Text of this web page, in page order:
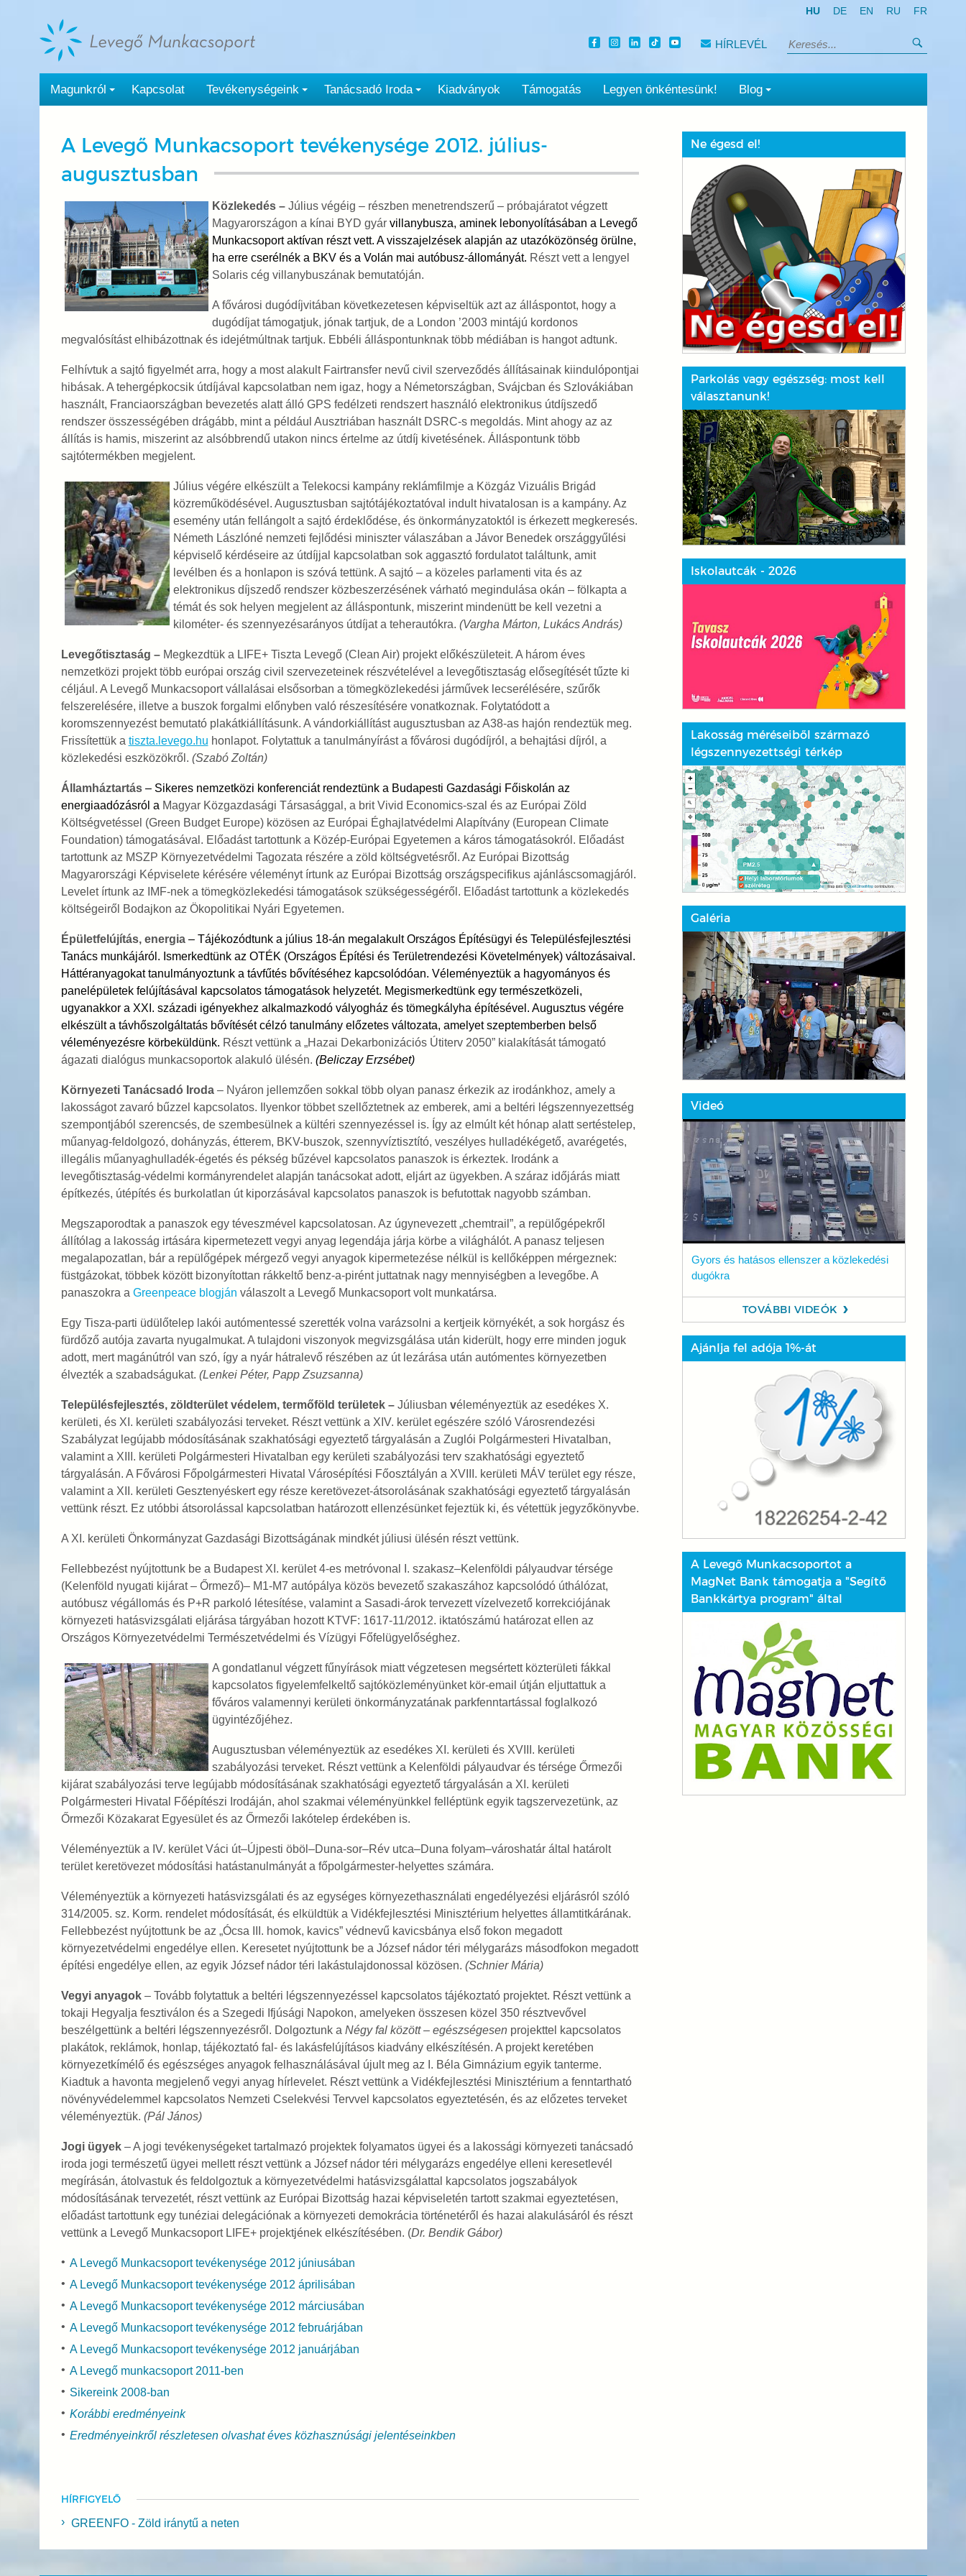
tartalomra
HU DE EN RU FR
HÍRLEVÉL Keresés:
Magunkról Kapcsolat Tevékenységeink Tanácsadó Iroda Kiadványok Támogatás Legyen önkéntesünk! Blog
A Levegő Munkacsoport tevékenysége 2012. július-
augusztusban
Közlekedés –Július végéig – részben menetrendszerű – próbajáratot végzett
Magyarországon a kínai BYD gyár villanybusza, aminek lebonyolításában a Levegő
Munkacsoport aktívan részt vett. A visszajelzések alapján az utazóközönség örülne,
ha erre cserélnék a BKV és a Volán mai autóbusz-állományát. Részt vett a lengyel
Solaris cég villanybuszának bemutatóján.
A fővárosi dugódíjvitában következetesen képviseltük azt az álláspontot, hogy a
dugódíjat támogatjuk, jónak tartjuk, de a London ’2003 mintájú kordonos
megvalósítást elhibázottnak és idejétmúltnak tartjuk. Ebbéli álláspontunknak több médiában is hangot adtunk.
Felhívtuk a sajtó figyelmét arra, hogy a most alakult Fairtransfer nevű civil szerveződés állításainak kiindulópontjai
hibásak. A tehergépkocsik útdíjával kapcsolatban nem igaz, hogy a Németországban, Svájcban és Szlovákiában
használt, Franciaországban bevezetés alatt álló GPS fedélzeti rendszert használó elektronikus útdíjszedő
rendszer összességében drágább, mint a például Ausztriában használt DSRC-s megoldás. Mint ahogy az az
állítás is hamis, miszerint az alsóbbrendű utakon nincs értelme az útdíj kivetésének. Álláspontunk több
sajtótermékben megjelent.
Július végére elkészült a Telekocsi kampány reklámfilmje a Közgáz Vizuális Brigád
közreműködésével. Augusztusban sajtótájékoztatóval indult hivatalosan is a kampány. Az
esemény után fellángolt a sajtó érdeklődése, és önkormányzatoktól is érkezett megkeresés.
Németh Lászlóné nemzeti fejlődési miniszter válaszában a Jávor Benedek országgyűlési
képviselő kérdéseire az útdíjjal kapcsolatban sok aggasztó fordulatot találtunk, amit
levélben és a honlapon is szóvá tettünk. A sajtó – a közeles parlamenti vita és az
elektronikus díjszedő rendszer közbeszerzésének várható megindulása okán – fölkapta a
témát és sok helyen megjelent az álláspontunk, miszerint mindenütt be kell vezetni a
kilométer- és szennyezésarányos útdíjat a teherautókra. (Vargha Márton, Lukács András)
Levegőtisztaság – Megkezdtük a LIFE+ Tiszta Levegő (Clean Air) projekt előkészületeit. A három éves
nemzetközi projekt több európai ország civil szervezeteinek részvételével a levegőtisztaság elősegítését tűzte ki
céljául. A Levegő Munkacsoport vállalásai elsősorban a tömegközlekedési járművek lecserélésére, szűrők
felszerelésére, illetve a buszok forgalmi előnyben való részesítésére vonatkoznak. Folytatódott a
koromszennyezést bemutató plakátkiállításunk. A vándorkiállítást augusztusban az A38-as hajón rendeztük meg.
Frissítettük a tiszta.levego.hu honlapot. Folytattuk a tanulmányírást a fővárosi dugódíjról, a behajtási díjról, a
közlekedési eszközökről. (Szabó Zoltán)
Államháztartás– Sikeres nemzetközi konferenciát rendeztünk a Budapesti Gazdasági Főiskolán az
energiaadózásról a Magyar Közgazdasági Társasággal, a brit Vivid Economics-szal és az Európai Zöld
Költségvetéssel (Green Budget Europe) közösen az Európai Éghajlatvédelmi Alapítvány (European Climate
Foundation) támogatásával. Előadást tartottunk a Közép-Európai Egyetemen a káros támogatásokról. Előadást
tartottunk az MSZP Környezetvédelmi Tagozata részére a zöld költségvetésről. Az Európai Bizottság
Magyarországi Képviselete kérésére véleményt írtunk az Európai Bizottság országspecifikus ajánláscsomagjáról.
Levelet írtunk az IMF-nek a tömegközlekedési támogatások szükségességéről. Előadást tartottunk a közlekedés
költségeiről Bodajkon az Ökopolitikai Nyári Egyetemen.
Épületfelújítás, energia– Tájékozódtunk a július 18-án megalakult Országos Építésügyi és Településfejlesztési
Tanács munkájáról. Ismerkedtünk az OTÉK (Országos Építési és Területrendezési Követelmények) változásaival.
Háttéranyagokat tanulmányoztunk a távfűtés bővítéséhez kapcsolódóan. Véleményeztük a hagyományos és
panelépületek felújításával kapcsolatos támogatások helyzetét. Megismerkedtünk egy természetközeli,
ugyanakkor a XXI. századi igényekhez alkalmazkodó vályogház és tömegkályha építésével. Augusztus végére
elkészült a távhőszolgáltatás bővítését célzó tanulmány előzetes változata, amelyet szeptemberben belső
véleményezésre körbeküldünk. Részt vettünk a „Hazai Dekarbonizációs Útiterv 2050” kialakítását támogató
ágazati dialógus munkacsoportok alakuló ülésén. (Beliczay Erzsébet)
Környezeti Tanácsadó Iroda– Nyáron jellemzően sokkal több olyan panasz érkezik az irodánkhoz, amely a
lakosságot zavaró bűzzel kapcsolatos. Ilyenkor többet szellőztetnek az emberek, ami a beltéri légszennyezettség
szempontjából szerencsés, de szembesülnek a kültéri szennyezéssel is. Így az elmúlt két hónap alatt sertéstelep,
műanyag-feldolgozó, dohányzás, étterem, BKV-buszok, szennyvíztisztító, veszélyes hulladékégető, avarégetés,
illegális műanyaghulladék-égetés és pékség bűzével kapcsolatos panaszok is érkeztek. Irodánk a
levegőtisztaság-védelmi kormányrendelet alapján tanácsokat adott, eljárt az ügyekben. A száraz időjárás miatt
építkezés, útépítés és burkolatlan út kiporzásával kapcsolatos panaszok is befutottak nagyobb számban.
Megszaporodtak a panaszok egy téveszmével kapcsolatosan. Az úgynevezett „chemtrail”, a repülőgépekről
állítólag a lakosság irtására kipermetezett vegyi anyag legendája járja körbe a világhálót. A panasz teljesen
megalapozatlan, bár a repülőgépek mérgező vegyi anyagok kipermetezése nélkül is kellőképpen mérgeznek:
füstgázokat, többek között bizonyítottan rákkeltő benz-a-pirént juttatnak nagy mennyiségben a levegőbe. A
panaszokra a Greenpeace blogján válaszolt a Levegő Munkacsoport volt munkatársa.
Egy Tisza-parti üdülőtelep lakói autómentessé szerették volna varázsolni a kertjeik környékét, a sok horgász és
fürdőző autója zavarta nyugalmukat. A tulajdoni viszonyok megvizsgálása után kiderült, hogy erre minden joguk
adott, mert magánútról van szó, így a nyár hátralevő részében az út lezárása után autómentes környezetben
élvezték a szabadságukat. (Lenkei Péter, Papp Zsuzsanna)
Településfejlesztés, zöldterület védelem, termőföld területek – Júliusban véleményeztük az esedékes X.
kerületi, és XI. kerületi szabályozási terveket. Részt vettünk a XIV. kerület egészére szóló Városrendezési
Szabályzat legújabb módosításának szakhatósági egyeztető tárgyalásán a Zuglói Polgármesteri Hivatalban,
valamint a XIII. kerületi Polgármesteri Hivatalban egy kerületi szabályozási terv szakhatósági egyeztető
tárgyalásán. A Fővárosi Főpolgármesteri Hivatal Városépítési Főosztályán a XVIII. kerületi MÁV terület egy része,
valamint a XII. kerületi Gesztenyéskert egy része keretövezet-átsorolásának szakhatósági egyeztető tárgyalásán
vettünk részt. Ez utóbbi átsorolással kapcsolatban határozott ellenzésünket fejeztük ki, és vétettük jegyzőkönyvbe.
A XI. kerületi Önkormányzat Gazdasági Bizottságának mindkét júliusi ülésén részt vettünk.
Fellebbezést nyújtottunk be a Budapest XI. kerület 4-es metróvonal I. szakasz–Kelenföldi pályaudvar térsége
(Kelenföld nyugati kijárat – Őrmező)– M1-M7 autópálya közös bevezető szakaszához kapcsolódó úthálózat,
autóbusz végállomás és P+R parkoló létesítése, valamint a Sasadi-árok tervezett vízelvezető korrekciójának
környezeti hatásvizsgálati eljárása tárgyában hozott KTVF: 1617-11/2012. iktatószámú határozat ellen az
Országos Környezetvédelmi Természetvédelmi és Vízügyi Főfelügyelőséghez.
A gondatlanul végzett fűnyírások miatt végzetesen megsértett közterületi fákkal
kapcsolatos figyelemfelkeltő sajtóközleményünket kör-email útján eljuttattuk a
főváros valamennyi kerületi önkormányzatának parkfenntartással foglalkozó
ügyintézőjéhez.
Augusztusban véleményeztük az esedékes XI. kerületi és XVIII. kerületi
szabályozási terveket. Részt vettünk a Kelenföldi pályaudvar és térsége Őrmezői
kijárat szabályozási terve legújabb módosításának szakhatósági egyeztető tárgyalásán a XI. kerületi
Polgármesteri Hivatal Főépítészi Irodáján, ahol szakmai véleményünkkel felléptünk egyik tagszervezetünk, az
Őrmezői Közakarat Egyesület és az Őrmezői lakótelep érdekében is.
Véleményeztük a IV. kerület Váci út–Újpesti öböl–Duna-sor–Rév utca–Duna folyam–városhatár által határolt
terület keretövezet módosítási hatástanulmányát a főpolgármester-helyettes számára.
Véleményeztük a környezeti hatásvizsgálati és az egységes környezethasználati engedélyezési eljárásról szóló
314/2005. sz. Korm. rendelet módosítását, és elküldtük a Vidékfejlesztési Minisztérium helyettes államtitkárának.
Fellebbezést nyújtottunk be az „Ócsa III. homok, kavics” védnevű kavicsbánya első fokon megadott
környezetvédelmi engedélye ellen. Keresetet nyújtottunk be a József nádor téri mélygarázs másodfokon megadott
építési engedélye ellen, az egyik József nádor téri lakástulajdonossal közösen. (Schnier Mária)
Vegyi anyagok– Tovább folytattuk a beltéri légszennyezéssel kapcsolatos tájékoztató projektet. Részt vettünk a
tokaji Hegyalja fesztiválon és a Szegedi Ifjúsági Napokon, amelyeken összesen közel 350 résztvevővel
beszélgettünk a beltéri légszennyezésről. Dolgoztunk a Négy fal között – egészségesenprojekttel kapcsolatos
plakátok, reklámok, honlap, tájékoztató fal- és lakásfelújításos kiadvány elkészítésén. A projekt keretében
környezetkímélő és egészséges anyagok felhasználásával újult meg az I. Béla Gimnázium egyik tanterme.
Kiadtuk a havonta megjelenő vegyi anyag hírlevelet. Részt vettünk a Vidékfejlesztési Minisztérium a fenntartható
növényvédelemmel kapcsolatos Nemzeti Cselekvési Tervvel kapcsolatos egyeztetésén, és az előzetes terveket
véleményeztük. (Pál János)
Jogi ügyek– A jogi tevékenységeket tartalmazó projektek folyamatos ügyei és a lakossági környezeti tanácsadó
iroda jogi természetű ügyei mellett részt vettünk a József nádor téri mélygarázs engedélye elleni keresetlevél
megírásán, átolvastuk és feldolgoztuk a környezetvédelmi hatásvizsgálattal kapcsolatos jogszabályok
módosításának tervezetét, részt vettünk az Európai Bizottság hazai képviseletén tartott szakmai egyeztetésen,
előadást tartottunk egy tunéziai delegációnak a környezeti demokrácia történetéről és hazai alakulásáról és részt
vettünk a Levegő Munkacsoport LIFE+ projektjének elkészítésében. (Dr. Bendik Gábor)
A Levegő Munkacsoport tevékenysége 2012 júniusában
A Levegő Munkacsoport tevékenysége 2012 áprilisában
A Levegő Munkacsoport tevékenysége 2012 márciusában
A Levegő Munkacsoport tevékenysége 2012 februárjában
A Levegő Munkacsoport tevékenysége 2012 januárjában
A Levegő munkacsoport 2011-ben
Sikereink 2008-ban
Korábbi eredményeink
Eredményeinkről részletesen olvashat éves közhasznúsági jelentéseinkben
HÍRFIGYELŐ
GREENFO - Zöld iránytű a neten
Ne égesd el!
Parkolás vagy egészség: most kell
választanunk!
Iskolautcák - 2026
Lakosság méréseiből származó
légszennyezettségi térkép
Galéria
Videó
Gyors és hatásos ellenszer a közlekedési
dugókra
TOVÁBBI VIDEÓK
Ajánlja fel adója 1%-át
A Levegő Munkacsoportot a
MagNet Bank támogatja a "Segítő
Bankkártya program" által